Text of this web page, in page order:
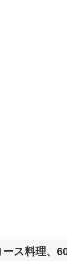
ス料理、